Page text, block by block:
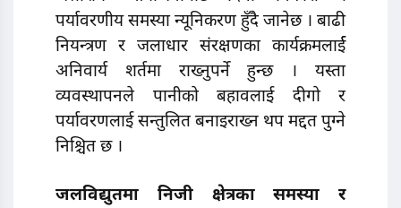
पर्यावरणीय समस्या न्यूनिकरण हुँदै जानेछ । बाढी
नियन्त्रण र जलाधार संरक्षणका कार्यक्रमलार्ई
अनिवार्य शर्तमा राख्नुपर्ने हुन्छ । यस्ता
व्यवस्थापनले पानीको बहावलाई दीगो र
पर्यावरणलाई सन्तुलित बनाइराख्न थप मद्दत पुग्ने
निश्चित छ ।
जलविद्युतमा निजी क्षेत्रका समस्या र